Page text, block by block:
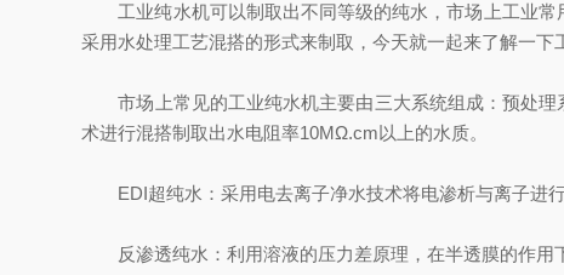
工业纯水机可以制取出不同等级的纯水，市场上工业常
采用水处理工艺混搭的形式来制取，今天就一起来了解一下
市场上常见的工业纯水机主要由三大系统组成：预处理
术进行混搭制取出水电阻率10MΩ.cm以上的水质。
EDI超纯水：采用电去离子净水技术将电渗析与离子进行
反渗透纯水：利用溶液的压力差原理，在半透膜的作用